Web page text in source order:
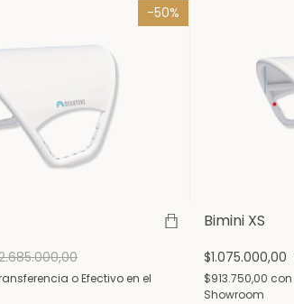
-50%
o Efectivo en el
Bimini XS
$1.075.000,00
$913.750,00 con
Showroom